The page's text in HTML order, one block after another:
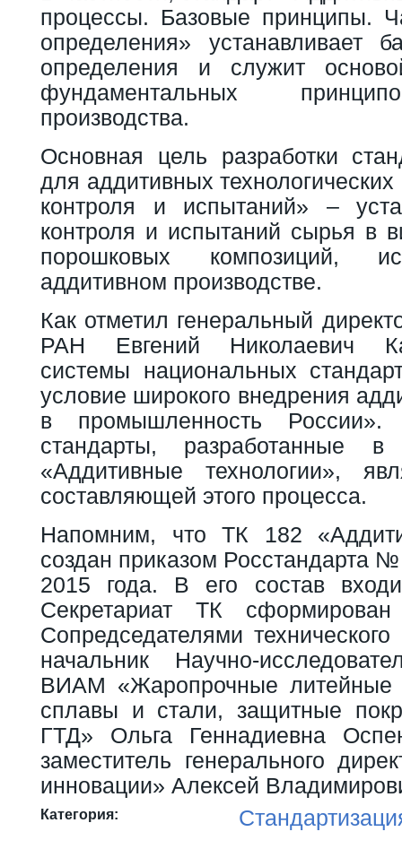
процессы. Базовые принципы.
определения» устанавливает
определения и служит
фундаментальных
производства.
Основная цель разработки
для аддитивных
контроля и испытаний» –
контроля и испытаний сырья в
порошковых композиций,
аддитивном производстве.
Как отметил генеральный
РАН Евгений Николаевич
системы национальных
условие широкого внедрения
в промышленность
стандарты, разработанные
«Аддитивные технологии»,
составляющей этого процесса.
Напомним, что ТК 182
создан приказом Росстандарта
2015 года. В его состав
Секретариат ТК
Сопредседателями
начальник Научно-
ВИАМ «Жаропрочные
сплавы и стали, защитные
ГТД» Ольга Геннадиевна
заместитель генерального
инновации» Алексей
Категория: